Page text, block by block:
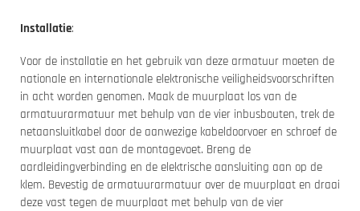
Installatie:
Voor de installatie en het gebruik van deze armatuur moeten de
nationale en internationale elektronische veiligheidsvoorschriften
in acht worden genomen. Maak de muurplaat los van de
armatuurarmatuur met behulp van de vier inbusbouten, trek de
netaansluitkabel door de aanwezige kabeldoorvoer en schroef de
muurplaat vast aan de montagevoet. Breng de
aardleidingverbinding en de elektrische aansluiting aan op de
klem. Bevestig de armatuurarmatuur over de muurplaat en draai
deze vast tegen de muurplaat met behulp van de vier